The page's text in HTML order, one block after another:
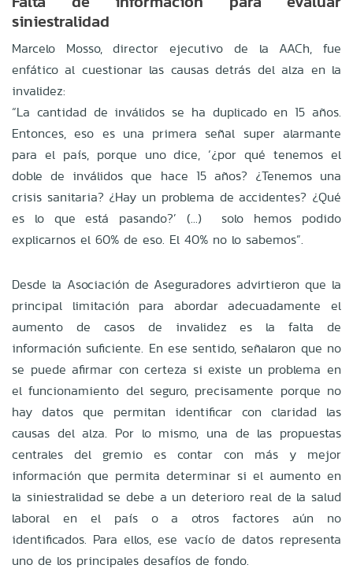
siniestralidad
Marcelo Mosso, director ejecutivo de la AACh, fue
enfático al cuestionar las causas detrás del alza en la
invalidez:
“La cantidad de inválidos se ha duplicado en 15 años.
Entonces, eso es una primera señal super alarmante
para el país, porque uno dice, ‘¿por qué tenemos el
doble de inválidos que hace 15 años? ¿Tenemos una
crisis sanitaria? ¿Hay un problema de accidentes? ¿Qué
es lo que está pasando?’ (...) solo hemos podido
explicarnos el 60% de eso. El 40% no lo sabemos”.
Desde la Asociación de Aseguradores advirtieron que la
principal limitación para abordar adecuadamente el
aumento de casos de invalidez es la falta de
información suficiente. En ese sentido, señalaron que no
se puede afirmar con certeza si existe un problema en
el funcionamiento del seguro, precisamente porque no
hay datos que permitan identificar con claridad las
causas del alza. Por lo mismo, una de las propuestas
centrales del gremio es contar con más y mejor
información que permita determinar si el aumento en
la siniestralidad se debe a un deterioro real de la salud
laboral en el país o a otros factores aún no
identificados. Para ellos, ese vacío de datos representa
uno de los principales desafíos de fondo.